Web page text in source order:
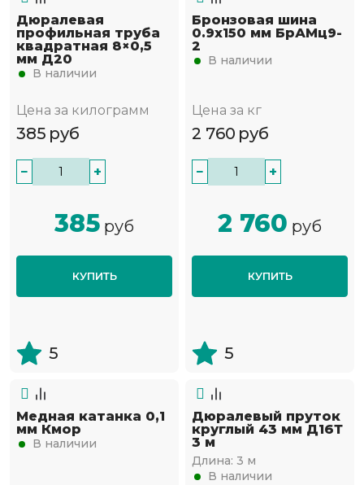
Дюралевая
профильная труба
квадратная 8×0,5
мм Д20
В наличии
Цена за килограмм
385 руб
− +
385 руб
КУПИТЬ
5
Бронзовая шина
0.9х150 мм БрАМц9-
2
В наличии
Цена за кг
2 760 руб
− +
2 760 руб
КУПИТЬ
5
Медная катанка 0,1
мм Кмор
В наличии
Дюралевый пруток
круглый 43 мм Д16Т
3 м
Длина: 3 м
В наличии